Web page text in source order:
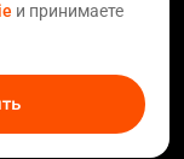
и принимаете